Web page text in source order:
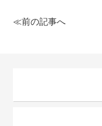
≪前の記事へ